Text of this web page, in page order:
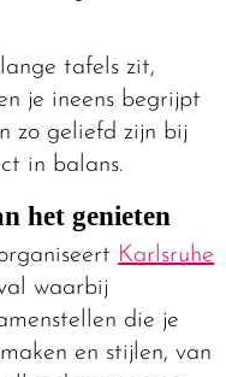
tafels zit,
je ineens begrijpt
zo geliefd zijn bij
in balans.
het genieten
Karlsruhe
waarbij
die je
en stijlen, van